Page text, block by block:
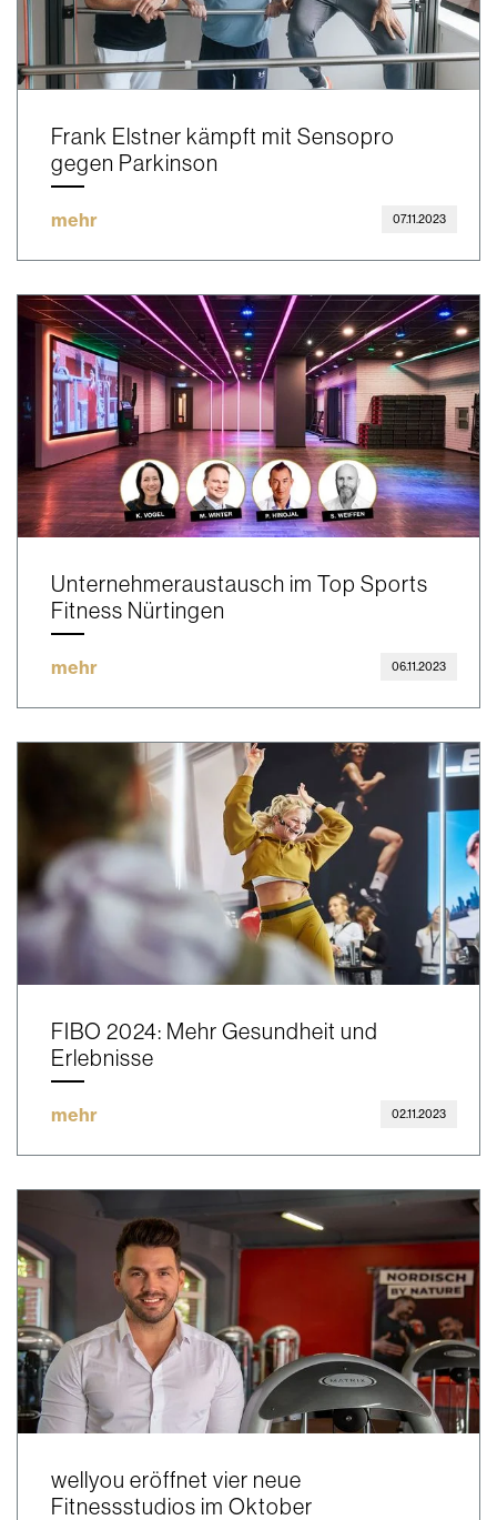
Frank Elstner kämpft mit Sensopro
gegen Parkinson
mehr 07.11.2023
Unternehmeraustausch im Top Sports
Fitness Nürtingen
mehr 06.11.2023
FIBO 2024: Mehr Gesundheit und
Erlebnisse
mehr 02.11.2023
wellyou eröffnet vier neue
Fitnessstudios im Oktober